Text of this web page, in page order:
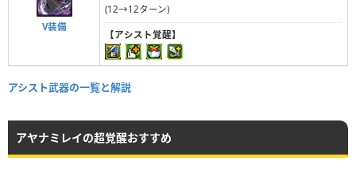
V装備
(12→12ターン)
【アシスト覚醒】
アシスト武器の一覧と解説
アヤナミレイの超覚醒おすすめ